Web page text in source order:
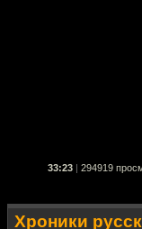
33:23 | 294919
Хроники